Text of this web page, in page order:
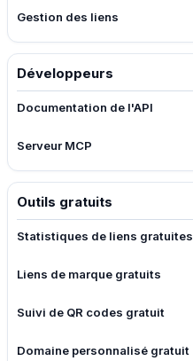
Gestion des liens
Développeurs
Documentation de l'API
Serveur MCP
Outils gratuits
Statistiques de liens gratuites
Liens de marque gratuits
Suivi de QR codes gratuit
Domaine personnalisé gratuit